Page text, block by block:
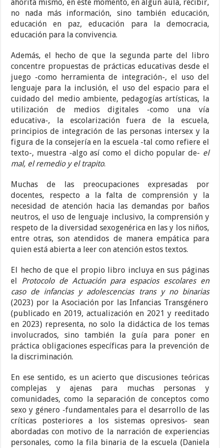
ahorita mismo, en este momento, en algún aula, recibir,
no nada más información, sino también educación,
educación en paz, educación para la democracia,
educación para la convivencia.
Además, el hecho de que la segunda parte del libro
concentre propuestas de prácticas educativas desde el
juego -como herramienta de integración-, el uso del
lenguaje para la inclusión, el uso del espacio para el
cuidado del medio ambiente, pedagogías artísticas, la
utilización de medios digitales -como una vía
educativa-, la escolarización fuera de la escuela,
principios de integración de las personas intersex y la
figura de la consejería en la escuela -tal como refiere el
texto-, muestra -algo así como el dicho popular de- el
mal, el remedio y el trapito.
Muchas de las preocupaciones expresadas por
docentes, respecto a la falta de comprensión y la
necesidad de atención hacia las demandas por baños
neutros, el uso de lenguaje inclusivo, la comprensión y
respeto de la diversidad sexogenérica en las y los niños,
entre otras, son atendidos de manera empática para
quien está abierta a leer con atención estos textos.
El hecho de que el propio libro incluya en sus páginas
el Protocolo de Actuación para espacios escolares en
caso de infancias y adolescencias trans y no binarias
(2023) por la Asociación por las Infancias Transgénero
(publicado en 2019, actualización en 2021 y reeditado
en 2023) representa, no solo la didáctica de los temas
involucrados, sino también la guía para poner en
práctica obligaciones específicas para la prevención de
la discriminación.
En ese sentido, es un acierto que discusiones teóricas
complejas y ajenas para muchas personas y
comunidades, como la separación de conceptos como
sexo y género -fundamentales para el desarrollo de las
críticas posteriores a los sistemas opresivos- sean
abordadas con motivo de la narración de experiencias
personales, como la fila binaria de la escuela (Daniela